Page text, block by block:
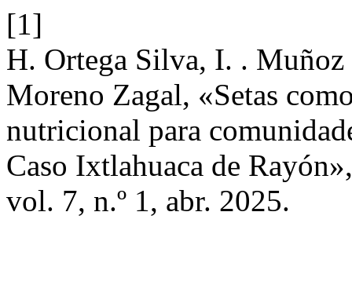
[1]
H. Ortega Silva, I. .
Moreno Zagal, «Setas
nutricional para
Caso Ixtlahuaca de
vol. 7, n.º 1, abr. 2025.